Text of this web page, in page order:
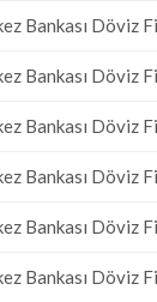
Bankası Döviz
Bankası Döviz
Bankası Döviz
Bankası Döviz
Bankası Döviz
Bankası Döviz